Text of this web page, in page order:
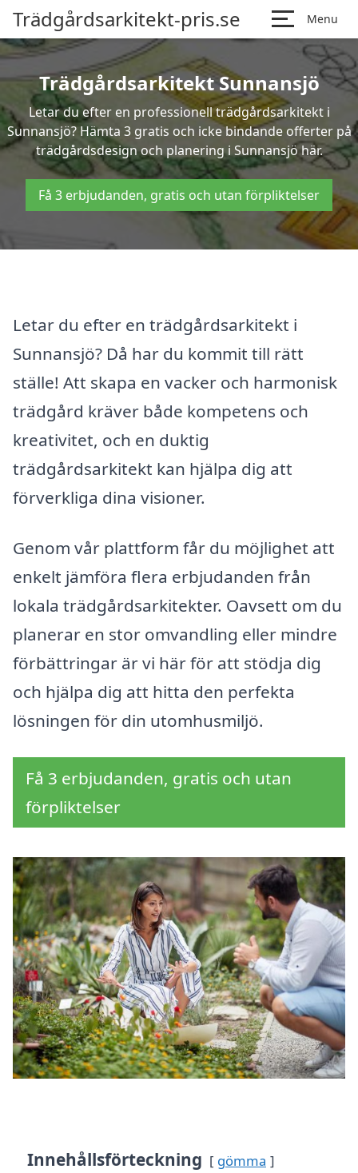
Trädgårdsarkitekt-pris.se Menu
Trädgårdsarkitekt Sunnansjö
Letar du efter en professionell trädgårdsarkitekt i
Sunnansjö? Hämta 3 gratis och icke bindande offerter på
trädgårdsdesign och planering i Sunnansjö här.
Få 3 erbjudanden, gratis och utan förpliktelser
Letar du efter en trädgårdsarkitekt i
Sunnansjö? Då har du kommit till rätt
ställe! Att skapa en vacker och harmonisk
trädgård kräver både kompetens och
kreativitet, och en duktig
trädgårdsarkitekt kan hjälpa dig att
förverkliga dina visioner.
Genom vår plattform får du möjlighet att
enkelt jämföra flera erbjudanden från
lokala trädgårdsarkitekter. Oavsett om du
planerar en stor omvandling eller mindre
förbättringar är vi här för att stödja dig
och hjälpa dig att hitta den perfekta
lösningen för din utomhusmiljö.
Få 3 erbjudanden, gratis och utan
förpliktelser
Innehållsförteckning gömma